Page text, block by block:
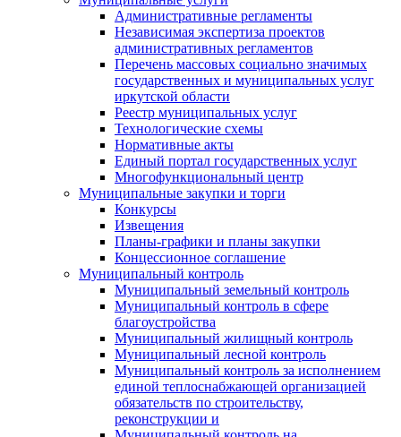
Административные регламенты
Независимая экспертиза проектов
административных регламентов
Перечень массовых социально значимых
государственных и муниципальных услуг
иркутской области
Реестр муниципальных услуг
Технологические схемы
Нормативные акты
Единый портал государственных услуг
Многофункциональный центр
Муниципальные закупки и торги
Конкурсы
Извещения
Планы-графики и планы закупки
Концессионное соглашение
Муниципальный контроль
Муниципальный земельный контроль
Муниципальный контроль в сфере
благоустройства
Муниципальный жилищный контроль
Муниципальный лесной контроль
Муниципальный контроль за исполнением
единой теплоснабжающей организацией
обязательств по строительству,
реконструкции и